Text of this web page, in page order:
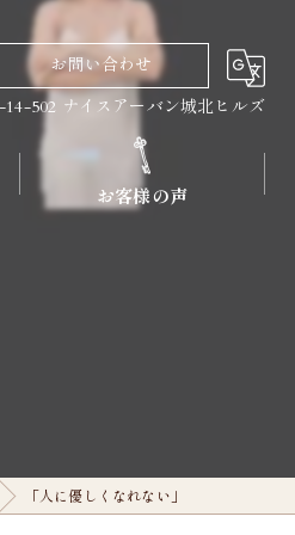
お問い合わせ
502 ナイスアーバン城北ヒルズ
お客様の声
「人に優しくなれない」